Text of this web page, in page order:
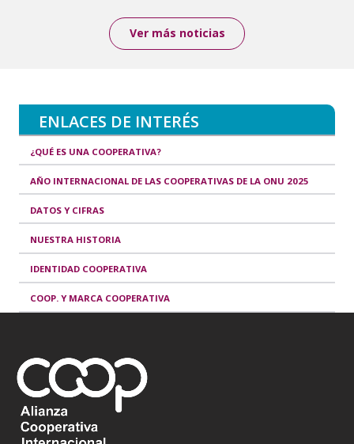
Ver más noticias
ENLACES DE INTERÉS
¿QUÉ ES UNA COOPERATIVA?
AÑO INTERNACIONAL DE LAS COOPERATIVAS DE LA ONU 2025
DATOS Y CIFRAS
NUESTRA HISTORIA
IDENTIDAD COOPERATIVA
COOP. Y MARCA COOPERATIVA